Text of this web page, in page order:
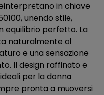
in chiave
unendo stile,
equilibrio perfetto. La
naturalmente al
e una sensazione
Il design raffinato e
per la donna
pronta a muoversi